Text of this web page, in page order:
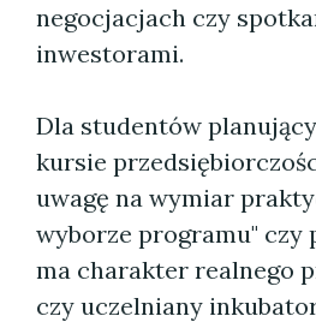
negocjacjach czy
inwestorami.
Dla studentów
kursie
uwagę na wymiar
wyborze programu"
ma charakter realnego
czy uczelniany